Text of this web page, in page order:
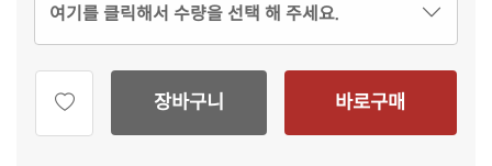
여기를 클릭해서 수량을 선택 해 주세요.
장바구니 바로구매